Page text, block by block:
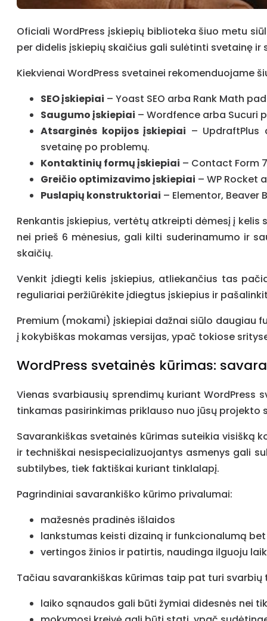
Oficiali WordPress įskiepių biblioteka šiuo metu
per didelis įskiepių skaičius gali sulėtinti svetainę
Kiekvienai WordPress svetainei rekomenduojame
SEO įskiepiai – Yoast SEO arba Rank Math
Saugumo įskiepiai – Wordfence arba Sucuri
Atsarginės kopijos įskiepiai – UpdraftPlus
svetainę po problemų.
Kontaktinių formų įskiepiai – Contact Form
Greičio optimizavimo įskiepiai – WP Rocket
Puslapių konstruktoriai – Elementor, Beaver
Renkantis įskiepius, vertėtų atkreipti dėmesį į
nei prieš 6 mėnesius, gali kilti suderinamumo ir
skaičių.
Venkit įdiegti kelis įskiepius, atliekančius tas
reguliariai peržiūrėkite įdiegtus įskiepius ir
Premium (mokami) įskiepiai dažnai siūlo daugiau
į kokybiškas mokamas versijas, ypač tokiose
WordPress svetainės kūrimas:
Vienas svarbiausių sprendimų kuriant
tinkamas pasirinkimas priklauso nuo jūsų projekto
Savarankiškas svetainės kūrimas suteikia visišką
ir techniškai nesispecializuojantys asmenys gali
subtilybes, tiek faktiškai kuriant tinklalapį.
Pagrindiniai savarankiško kūrimo privalumai:
mažesnės pradinės išlaidos
lankstumas keisti dizainą ir funkcionalumą
vertingos žinios ir patirtis, naudinga ilguoju
Tačiau savarankiškas kūrimas taip pat turi svarbių
laiko sąnaudos gali būti žymiai didesnės nei